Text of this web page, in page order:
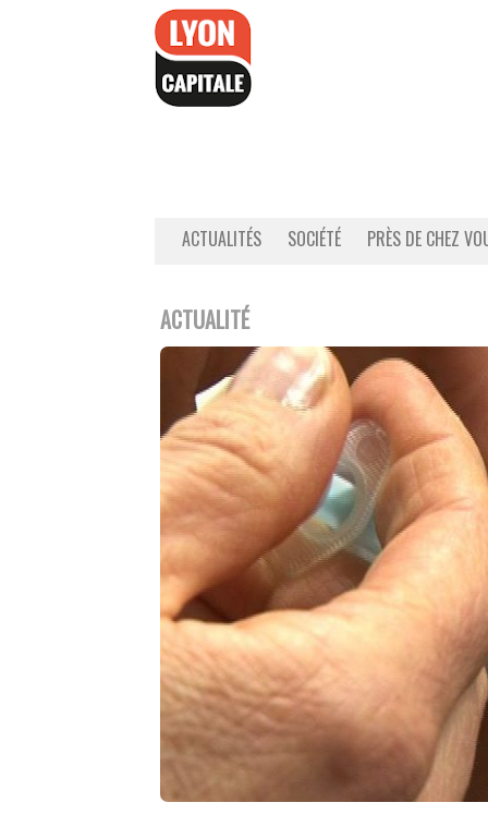
ACTUALITÉS SOCIÉTÉ PRÈS DE CHEZ
ACTUALITÉ